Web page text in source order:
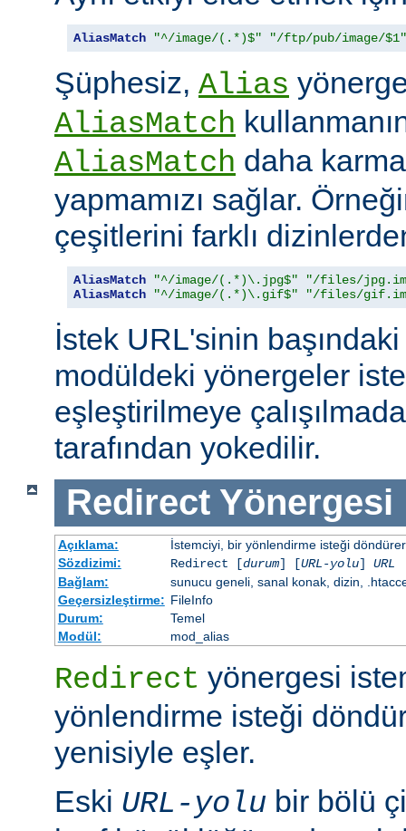
AliasMatch "^/image/(.*)$" "/ftp/pub/image/$1"
Şüphesiz, Alias
AliasMatch
AliasMatch daha
yapmamızı sağlar.
çeşitlerini farklı
AliasMatch "^/image/(.*)\.jpg$"
"/files/
AliasMatch
"^/image/(.*)\.gif$" "/files/
İstek URL'sinin
modüldeki yönergeler
eşleştirilmeye
tarafından yokedilir.
Redirect Yönergesi
Açıklama:
İstemciyi, bir yönlendirme isteği
Sözdizimi:
Redirect [durum] [URL-yolu] URL
Bağlam:
sunucu geneli, sanal konak, dizin,
Geçersizleştirme: FileInfo
Durum:
Temel
Modül:
mod_alias
Redirect yönergesi
yönlendirme isteği
yenisiyle eşler.
Eski URL-yolu bir bölü